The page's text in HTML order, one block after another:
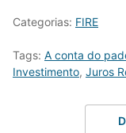
Categorias: FIRE
Tags: A conta do
Investimento, Juros